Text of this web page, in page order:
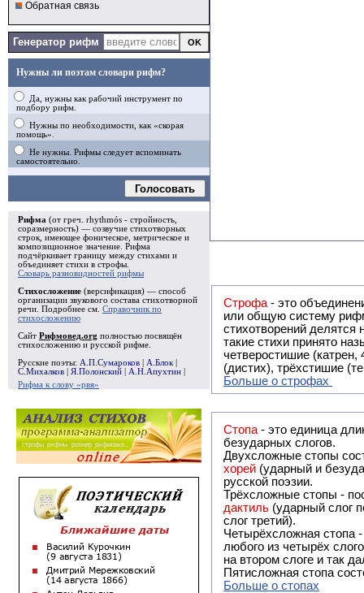
Обратная связь
Генератор рифм
Нужны ли поэтам словари рифм?
Да, нужны как рабочий инструмент по
подбору рифм.
Нужны по необходимости, как «скорая
помощь».
Не нужны. Рифмы следует вспоминать
самостоятельно.
Голосовать
Рифма (от греч. rhythmós - стройность,
соразмерность) — созвучие стихотворных
строк, имеющее фоническое, метрическое и
композиционное значение. Рифма
подчёркивает границу между стихами и
объединяет стихи в строфы
Словарь разновидностей рифмы
Стихосложение (версификация) — способ
организации звукового состава стихотворной
речи. Подробнее см. Справочник по
стихосложению
Сайт Рифмовед.org полностью посвящён
стихосложению и русской рифме.
Русские поэты: А.П.Сумароков А.Блок
С.Михалков
Я.Полонский А.Н.Апухтин
Рифма к слову «рвя»
Строфа - это объединение двух
или общую систему рифм, и регулярно или периодически
стихотворений делятся на строфы и т.о. являются строфическими.
такие стихи принято называть астрофическими. Самая популярная строфа в русской поэзии -
четверостишие
(дистих), трёхстишие
Больше о строфах
Стопа - это единица
безударных слогов.
Двухсложные стопы
хорей (ударный и
русской поэзии.
Трёхсложные стопы -
дактиль (ударный слог
слог третий).
Четырёхсложная стопа
любого из четырёх
на втором слоге и так
Пятисложная стопа
Больше о стопах